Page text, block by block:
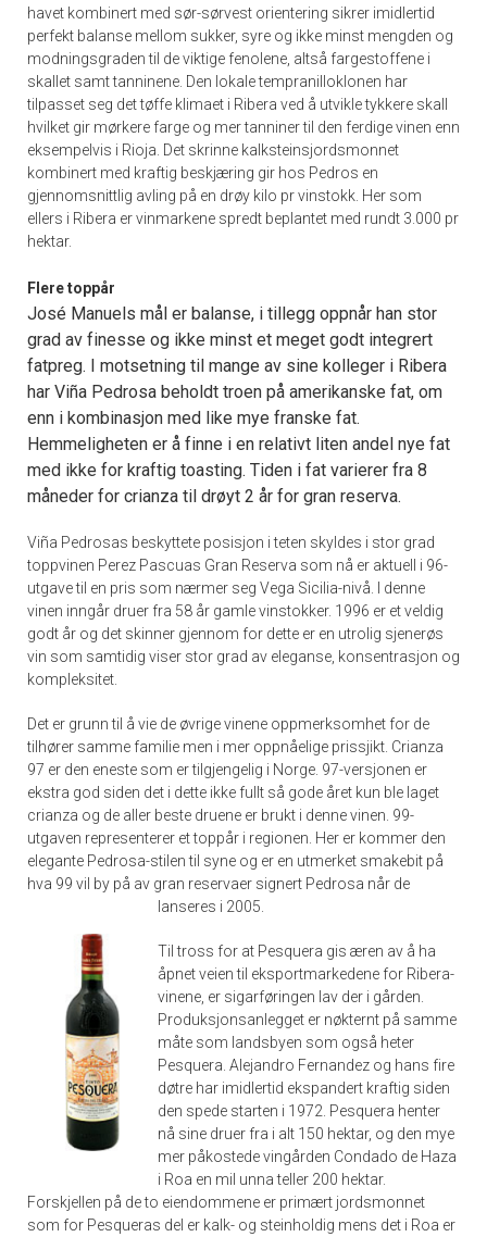
havet kombinert med sør-sørvest orientering sikrer imidlertid
perfekt balanse mellom sukker, syre og ikke minst mengden og
modningsgraden til de viktige fenolene, altså fargestoffene i
skallet samt tanninene. Den lokale tempranilloklonen har
tilpasset seg det tøffe klimaet i Ribera ved å utvikle tykkere skall
hvilket gir mørkere farge og mer tanniner til den ferdige vinen enn
eksempelvis i Rioja. Det skrinne kalksteinsjordsmonnet
kombinert med kraftig beskjæring gir hos Pedros en
gjennomsnittlig avling på en drøy kilo pr vinstokk. Her som
ellers i Ribera er vinmarkene spredt beplantet med rundt 3.000 pr
hektar.
Flere toppår
José Manuels mål er balanse, i tillegg oppnår han stor
grad av finesse og ikke minst et meget godt integrert
fatpreg. I motsetning til mange av sine kolleger i Ribera
har Viña Pedrosa beholdt troen på amerikanske fat, om
enn i kombinasjon med like mye franske fat.
Hemmeligheten er å finne i en relativt liten andel nye fat
med ikke for kraftig toasting. Tiden i fat varierer fra 8
måneder for crianza til drøyt 2 år for gran reserva.
Viña Pedrosas beskyttete posisjon i teten skyldes i stor grad
toppvinen Perez Pascuas Gran Reserva som nå er aktuell i 96-
utgave til en pris som nærmer seg Vega Sicilia-nivå. I denne
vinen inngår druer fra 58 år gamle vinstokker. 1996 er et veldig
godt år og det skinner gjennom for dette er en utrolig sjenerøs
vin som samtidig viser stor grad av eleganse, konsentrasjon og
kompleksitet.
Det er grunn til å vie de øvrige vinene oppmerksomhet for de
tilhører samme familie men i mer oppnåelige prissjikt. Crianza
97 er den eneste som er tilgjengelig i Norge. 97-versjonen er
ekstra god siden det i dette ikke fullt så gode året kun ble laget
crianza og de aller beste druene er brukt i denne vinen. 99-
utgaven representerer et toppår i regionen. Her er kommer den
elegante Pedrosa-stilen til syne og er en utmerket smakebit på
hva 99 vil by på av gran reservaer signert Pedrosa når de
lanseres i 2005.
Til tross for at Pesquera gis æren av å ha
åpnet veien til eksportmarkedene for Ribera-
vinene, er sigarføringen lav der i gården.
Produksjonsanlegget er nøkternt på samme
måte som landsbyen som også heter
Pesquera. Alejandro Fernandez og hans fire
døtre har imidlertid ekspandert kraftig siden
den spede starten i 1972. Pesquera henter
nå sine druer fra i alt 150 hektar, og den mye
mer påkostede vingården Condado de Haza
i Roa en mil unna teller 200 hektar.
Forskjellen på de to eiendommene er primært jordsmonnet
som for Pesqueras del er kalk- og steinholdig mens det i Roa er